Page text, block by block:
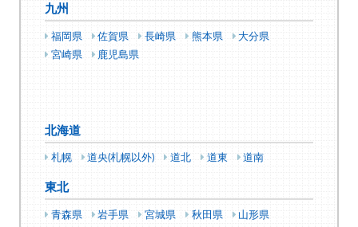
九州
福岡県 佐賀県 長崎県 熊本県
大分県
宮崎県
鹿児島県
北海道
札幌 道央(札幌以外) 道北 道東 道南
東北
青森県 岩手県 宮城県 秋田県
山形県